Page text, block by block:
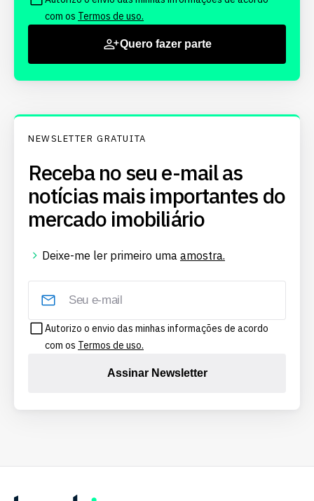
com os Termos de uso.
Quero fazer parte
NEWSLETTER GRATUITA
Receba no seu e-mail as
notícias mais importantes do
mercado imobiliário
Deixe-me ler primeiro uma amostra.
Autorizo o envio das minhas informações de acordo
com os Termos de uso.
Assinar Newsletter